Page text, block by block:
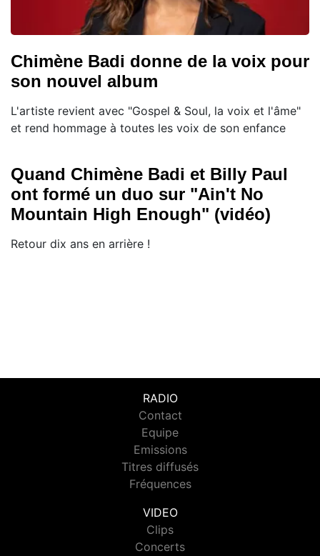
Chimène Badi donne de la voix pour
son nouvel album
L'artiste revient avec "Gospel & Soul, la voix et l'âme"
et rend hommage à toutes les voix de son enfance
Quand Chimène Badi et Billy Paul
ont formé un duo sur "Ain't No
Mountain High Enough" (vidéo)
Retour dix ans en arrière !
RADIO
Contact
Equipe
Emissions
Titres diffusés
Fréquences
VIDEO
Clips
Concerts